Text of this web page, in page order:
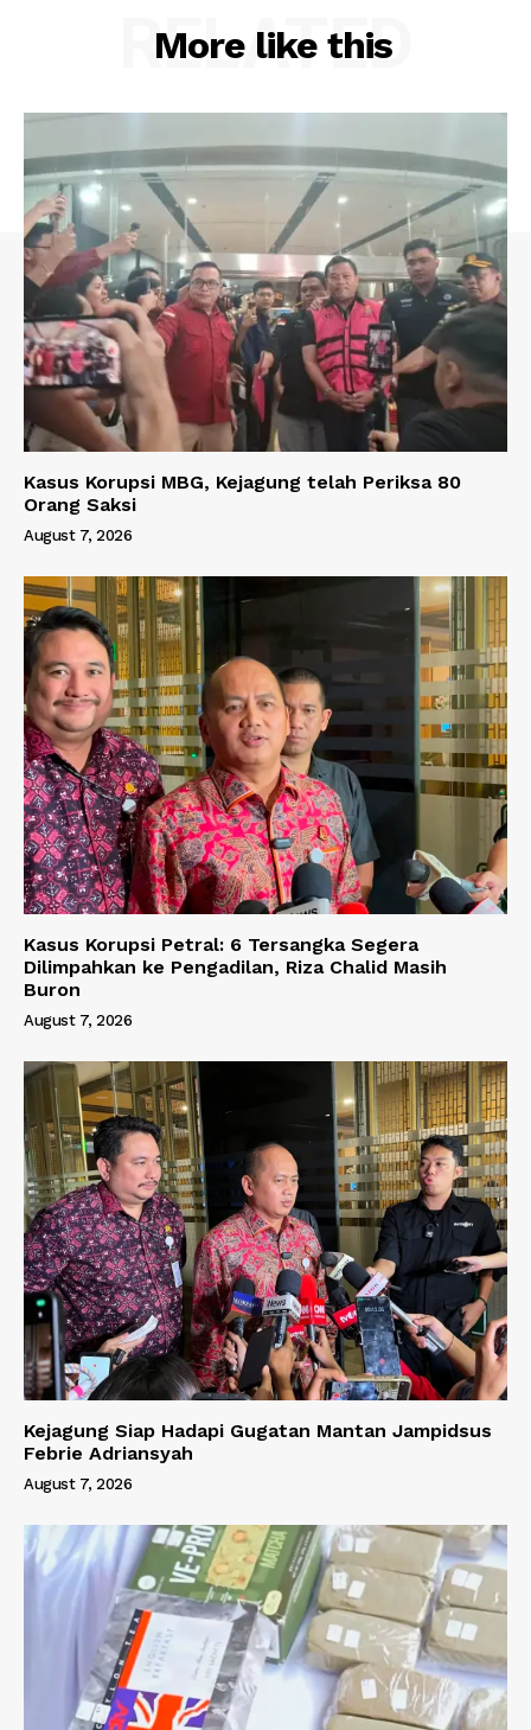
More like this
RELATED
Kasus Korupsi MBG, Kejagung telah Periksa 80
Orang Saksi
August 7, 2026
Kasus Korupsi Petral: 6 Tersangka Segera
Dilimpahkan ke Pengadilan, Riza Chalid Masih
Buron
August 7, 2026
Kejagung Siap Hadapi Gugatan Mantan Jampidsus
Febrie Adriansyah
August 7, 2026